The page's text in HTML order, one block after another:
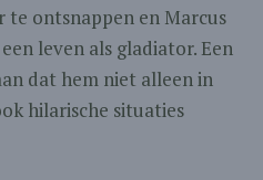
te ontsnappen en Marcus
leven als gladiator. Een
dat hem niet alleen in
hilarische situaties